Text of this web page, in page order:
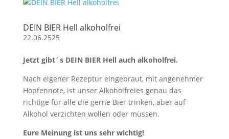
DEIN BIER Hell alkoholfrei
22.06.2525
Jetzt gibt´s DEIN BIER Hell auch alkoholfrei.
Nach eigener Rezeptur eingebraut, mit angenehmer
Hopfennote, ist unser Alkoholfreies genau das
richtige für alle die gerne Bier trinken, aber auf
Alkohol verzichten wollen oder müssen.
Eure Meinung ist uns sehr wichtig!